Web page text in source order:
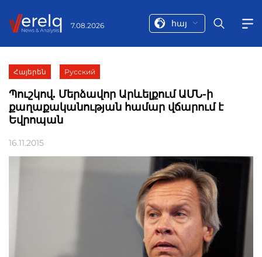
7.08.2026 հայ
Հայերեն Русский
Պուշկով. Մերձավոր Արևելքում ԱՄՆ-ի
քաղաքականության համար վճարում է
Եվրոպան
16.11.2015